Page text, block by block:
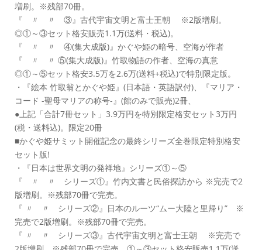
増刷。※残部70冊。
『 〃 〃 ③』古代宇宙文明と富士王朝 ※2版増刷。
◎①～③セット格安販売1.1万(送料・税込)。
『 〃 〃 ④(集大成版)』かぐや姫の暗号、空海が作者
『 〃 〃 ⑤(集大成版)』竹取物語の作者、空海の真意
◎①～⑤セット格安3.5万を2.6万(送料+税込)で特別限定版。
・『絵本 竹取翁とかぐや姫』(日本語・英語訳付)、『マリア・
コード -聖母マリアの称号-』(館のみで販売)2冊、
●上記「合計7冊セット」3.9万円を特別限定格安セット3万円
(税・送料込)。限定20冊
■かぐや姫サミット開催記念の最終シリーズ全巻限定特別格安
セット版!
・『日本は世界文明の発祥地』シリーズ①～⑤
『 〃 〃 シリーズ①』竹内文書と民俗探訪から ※完売で2
版増刷。※残部70冊で完売。
『 〃 〃 シリーズ②』日本のルーツ“ムー大陸と里帰り” ※
完売で2版増刷。※残部70冊で完売。
『 〃 〃 シリーズ③』古代宇宙文明と富士王朝 ※完売で